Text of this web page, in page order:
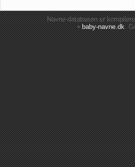
Navne-databasen er
•baby-navne.dk: